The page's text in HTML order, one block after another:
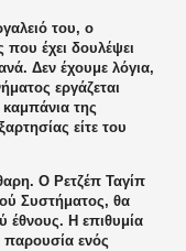
του, ο
έχει δουλέψει
Δεν έχουμε λόγια,
εργάζεται
της
είτε του
Ο Ρετζέπ Ταγίπ
Συστήματος, θα
έθνους. Η επιθυμία
παρουσία ενός